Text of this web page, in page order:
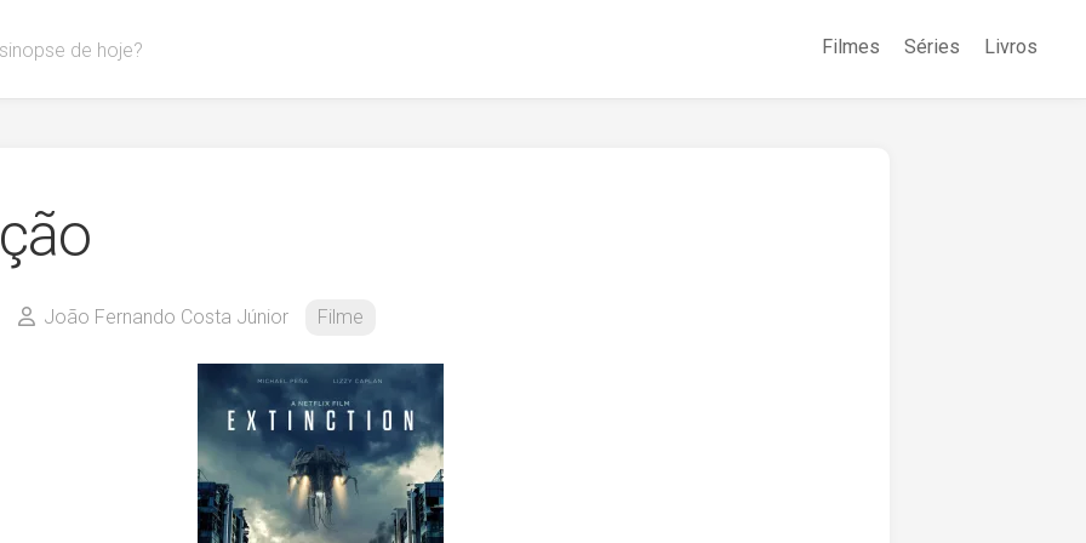
de hoje? Filmes Séries Livros
João Fernando Costa Júnior Filme